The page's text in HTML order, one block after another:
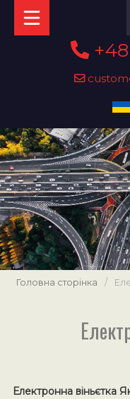
Головна сторінка /
Електронна віньєтка